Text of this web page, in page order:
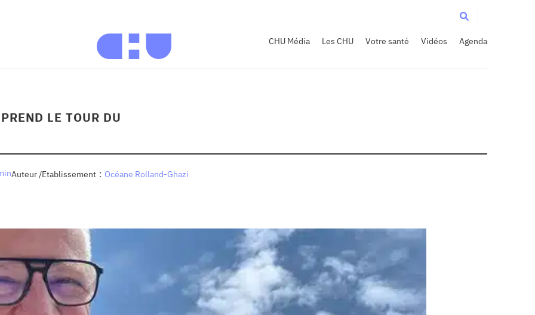
CHU Média Les CHU Votre santé Vidéos Agenda
LE TOUR DU
Auteur /Etablissement : Océane Rolland-Ghazi